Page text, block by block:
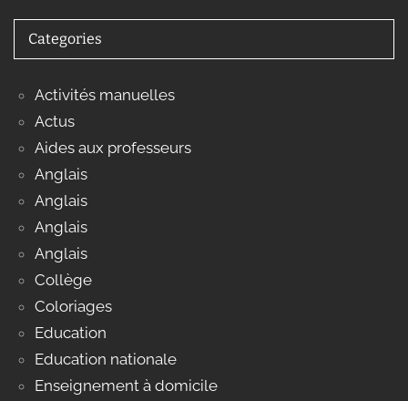
Categories
Activités manuelles
Actus
Aides aux professeurs
Anglais
Anglais
Anglais
Anglais
Collège
Coloriages
Education
Education nationale
Enseignement à domicile